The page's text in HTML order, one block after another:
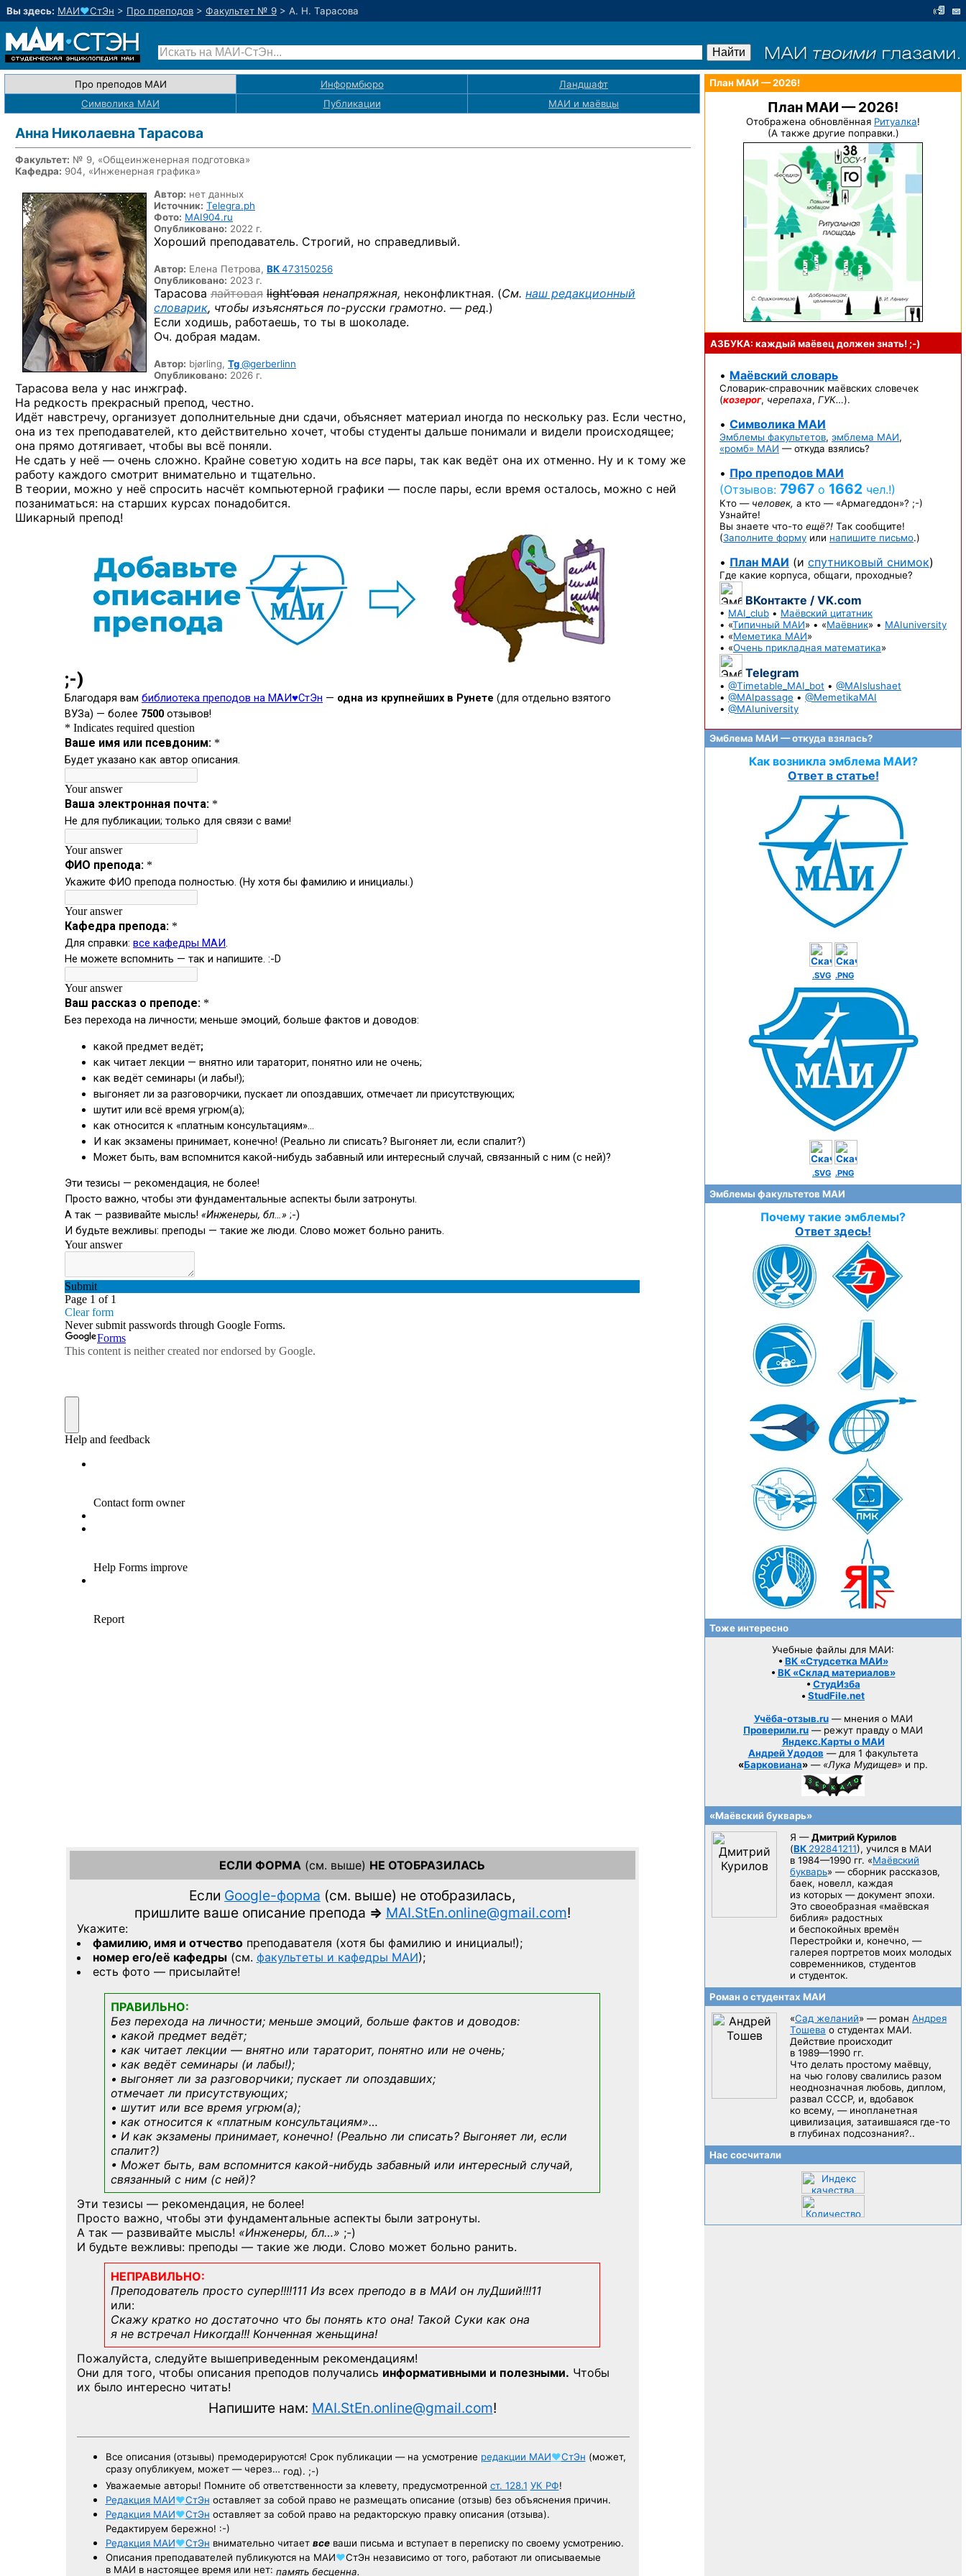
Вы здесь: МАИ♥СтЭн > Про преподов > Факультет № 9 > А. Н. Тарасова
Про преподов МАИ Информбюро
Ландшафт
Символика МАИ
Публикации МАИ и маёвцы
Анна Николаевна Тарасова
Факультет: № 9, «Общеинженерная подготовка»
Кафедра: 904, «Инженерная графика»
Автор: нет данных
Источник: Telegra.ph
Фото: MAI904.ru
Опубликовано: 2022 г.
Хороший преподаватель. Строгий, но справедливый.
Автор: Елена Петрова, ВК473150256
Опубликовано: 2023 г.
Тарасова лайтовая light’овая ненапряжная, неконфликтная. (См. наш редакционный
словарик, чтобы изъясняться по-русски грамотно. — ред.)
Если ходишь, работаешь, то ты в шоколаде.
Оч. добрая мадам.
Автор: bjørling, Tg@gerberlinn
Опубликовано: 2026 г.
Тарасова вела у нас инжграф.
На редкость прекрасный препод, честно.
Идёт навстречу, организует дополнительные дни сдачи, объясняет материал иногда по нескольку раз. Если честно,
она из тех преподавателей, кто действительно хочет, чтобы студенты дальше понимали и видели происходящее;
она прямо дотягивает, чтобы вы всё поняли.
Не сдать у неё — очень сложно. Крайне советую ходить на все пары, так как ведёт она их отменно. Ну и к тому же
работу каждого смотрит внимательно и тщательно.
В теории, можно у неё спросить насчёт компьютерной графики — после пары, если время осталось, можно с ней
позаниматься: на старших курсах понадобится.
Шикарный препод!
ЕСЛИ ФОРМА (см. выше) НЕ ОТОБРАЗИЛАСЬ
Если Google-форма (см. выше) не отобразилась,
пришлите ваше описание препода => MAI.StEn.online@gmail.com!
Укажите:
фамилию, имя и отчествопреподавателя (хотя бы фамилию и инициалы!);
номер его/её кафедры(см. факультеты и кафедры МАИ);
есть фото — присылайте!
ПРАВИЛЬНО:
Без перехода на личности; меньше эмоций, больше фактов и доводов:
• какой предмет ведёт;
• как читает лекции — внятно или тараторит, понятно или не очень;
• как ведёт семинары (и лабы!);
• выгоняет ли за разговорчики; пускает ли опоздавших;
отмечает ли присутствующих;
• шутит или все время угрюм(а);
• как относится к «платным консультациям»…
• И как экзамены принимает, конечно! (Реально ли списать? Выгоняет ли, если
спалит?)
• Может быть, вам вспомнится какой-нибудь забавный или интересный случай,
связанный с ним (с ней)?
Эти тезисы — рекомендация, не более!
Просто важно, чтобы эти фундаментальные аспекты были затронуты.
А так — развивайте мысль! «Инженеры, бл…» ;-)
И будьте вежливы: преподы — такие же люди. Слово может больно ранить.
НЕПРАВИЛЬНО:
Преподователь просто супер!!!!111 Из всех преподо в в МАИ он луДший!!!11
или:
Скажу кратко но достаточно что бы понять кто она! Такой Суки как она
я не встречал Никогда!!! Конченная женьщина!
Пожалуйста, следуйте вышеприведенным рекомендациям!
Они для того, чтобы описания преподов получались информативными и полезными. Чтобы
их было интересно читать!
Напишите нам: MAI.StEn.online@gmail.com!
Все описания (отзывы) премодерируются! Срок публикации — на усмотрение редакции МАИ♥СтЭн (может,
сразу опубликуем, может — через… год). ;-)
Уважаемые авторы! Помните об ответственности за клевету, предусмотренной ст. 128.1 УК РФ!
Редакция МАИ♥СтЭн оставляет за собой право не размещать описание (отзыв) без объяснения причин.
Редакция МАИ♥СтЭн оставляет за собой право на редакторскую правку описания (отзыва).
Редактируем бережно! :-)
Редакция МАИ♥СтЭн внимательно читает всеваши письма и вступает в переписку по своему усмотрению.
Описания преподавателей публикуются на МАИ♥СтЭн независимо от того, работают ли описываемые
в МАИ в настоящее время или нет: память бесценна.
План МАИ — 2026!
План МАИ — 2026!
Отображена обновлённая Ритуалка!
(А также другие поправки.)
АЗБУКА: каждый маёвец должензнать! ;-)
• Маёвский словарь
Словарик-справочник маёвских словечек
(козерог, черепаха, ГУК…).
• Символика МАИ
Эмблемы факультетов, эмблема МАИ,
«ромб» МАИ — откуда взялись?
• Про преподов МАИ
(Отзывов: 7967 о 1662 чел.!)
Кто — человек, а кто — «Армагеддон»? ;-)
Узнайте!
Вы знаете что-то ещё?! Так сообщите!
(Заполните форму или напишите письмо.)
• План МАИ (и спутниковый снимок)
Где какие корпуса, общаги, проходные?
ВКонтакте / VK.com
• MAI_club • Маёвский цитатник
• «Типичный МАИ» • «Маёвник» • MAIuniversity
• «Меметика МАИ»
• «Очень прикладная математика»
Telegram
• @Timetable_MAI_bot • @MAIslushaet
• @MAIpassage • @MemetikaMAI
• @MAIuniversity
Эмблема МАИ — откуда взялась?
Как возникла эмблема МАИ?
Ответ в статье!
.SVG .PNG
.SVG .PNG
Эмблемы факультетов МАИ
Почему такие эмблемы?
Ответ здесь!
Тоже интересно
Учебные файлы для МАИ:
• ВК «Студсетка МАИ»
• ВК «Склад материалов»
• СтудИзба
• StudFile.net
Учёба-отзыв.ru— мнения о МАИ
Проверили.ru — режут правду о МАИ
Яндекс.Карты о МАИ
Андрей Удодов — для 1 факультета
«Барковиана» — «Лука Мудищев» и пр.
«Маёвский букварь»
Я —Дмитрий Курилов
(ВК 292841211), учился в МАИ
в 1984—1990 гг. «Маёвский
букварь» — сборник рассказов,
баек, новелл, каждая
из которых — документ эпохи.
Это своеобразная «маёвская
библия» радостных
и беспокойных времён
Перестройки и, конечно, —
галерея портретов моих молодых
современников, студентов
и студенток.
Роман о студентах МАИ
«Сад желаний» — роман Андрея
Тошева о студентах МАИ.
Действие происходит
в 1989—1990 гг.
Что делать простому маёвцу,
на чью голову свалились разом
неоднозначная любовь, диплом,
развал CCCP, и, вдобавок
ко всему, — инопланетная
цивилизация, затаившаяся где-то
в глубинах подсознания?..
Нас сосчитали